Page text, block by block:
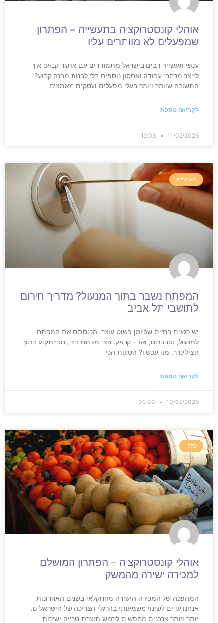
אוהלי קונסטרוקציה בתעשייה – הפתרון
שמפעלים לא מוותרים עליו
ענפי תעשייה רבים בישראל מתמודדים עם אתגר קבוע: איך
לייצר מרחבי עבודה ואחסון נוספים בלי לבנות מבנה קבוע?
התשובה שיותר ויותר בעלי מפעלים ועסקים מאמצים
לקריאה נוספת
11/02/2026
מאמרים
המפתח נשבר בתוך המנעול? מדריך חירום
לתושבי תל אביב
יש רגעים בחיים שהזמן פשוט עוצר. הכנסתם את המפתח
למנעול, סובבתם, ואז – קראק. חצי מפתח ביד, חצי תקוע בתוך
הצילינדר. מה עכשיו? הטעות הכי
לקריאה נוספת
10/02/2026
כללי
אוהלי קונסטרוקציה – הפתרון המושלם
למכירה ישירה מהמשק
המהפכה של המכירה הישירה מהחקלאי בשנים האחרונות
אנחנו עדים לשינוי משמעותי בהרגלי הצריכה של הישראלים.
יותר ויותר צרכנים מחפשים לרכוש תוצרת טרייה ישירות